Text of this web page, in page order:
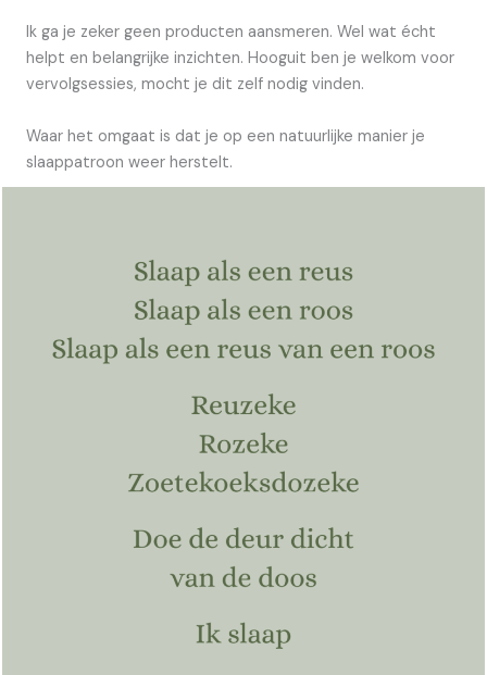
Ik ga je zeker geen producten aansmeren. Wel wat écht
helpt en belangrijke inzichten. Hooguit ben je welkom voor
vervolgsessies, mocht je dit zelf nodig vinden.
Waar het omgaat is dat je op een natuurlijke manier je
slaappatroon weer herstelt.